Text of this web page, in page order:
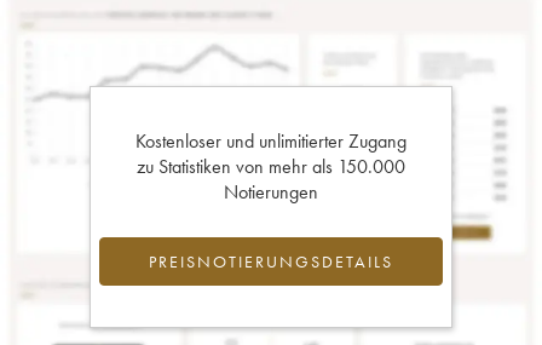
Kostenloser und unlimitierter Zugang
zu Statistiken von mehr als 150.000
Notierungen
PREISNOTIERUNGSDETAILS